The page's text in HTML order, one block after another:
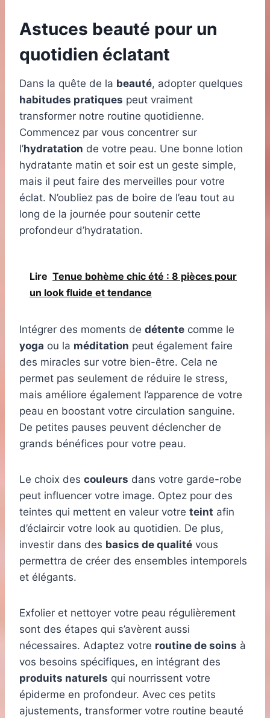
Astuces beauté pour un
quotidien éclatant
Dans la quête de la beauté, adopter quelques
habitudes pratiques peut vraiment
transformer notre routine quotidienne.
Commencez par vous concentrer sur
l’hydratation de votre peau. Une bonne lotion
hydratante matin et soir est un geste simple,
mais il peut faire des merveilles pour votre
éclat. N’oubliez pas de boire de l’eau tout au
long de la journée pour soutenir cette
profondeur d’hydratation.
Lire Tenue bohème chic été : 8 pièces pour
un look fluide et tendance
Intégrer des moments de détente comme le
yoga ou la méditation peut également faire
des miracles sur votre bien-être. Cela ne
permet pas seulement de réduire le stress,
mais améliore également l’apparence de votre
peau en boostant votre circulation sanguine.
De petites pauses peuvent déclencher de
grands bénéfices pour votre peau.
Le choix des couleurs dans votre garde-robe
peut influencer votre image. Optez pour des
teintes qui mettent en valeur votre teint afin
d’éclaircir votre look au quotidien. De plus,
investir dans des basics de qualité vous
permettra de créer des ensembles intemporels
et élégants.
Exfolier et nettoyer votre peau régulièrement
sont des étapes qui s’avèrent aussi
nécessaires. Adaptez votre routine de soins à
vos besoins spécifiques, en intégrant des
produits naturels qui nourrissent votre
épiderme en profondeur. Avec ces petits
ajustements, transformer votre routine beauté